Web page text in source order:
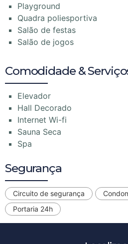
Playground
Quadra poliesportiva
Salão de festas
Salão de jogos
Comodidade &
Elevador
Hall Decorado
Internet Wi-fi
Sauna Seca
Spa
Segurança
Circuito de segurança
Portaria 24h